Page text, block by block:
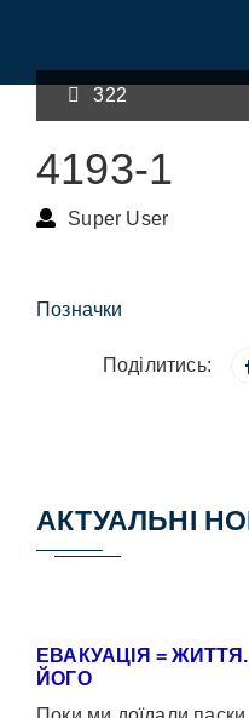
322
4193-1
Super User
Позначки
Поділитись:
АКТУАЛЬНІ
ЕВАКУАЦІЯ =
ЙОГО